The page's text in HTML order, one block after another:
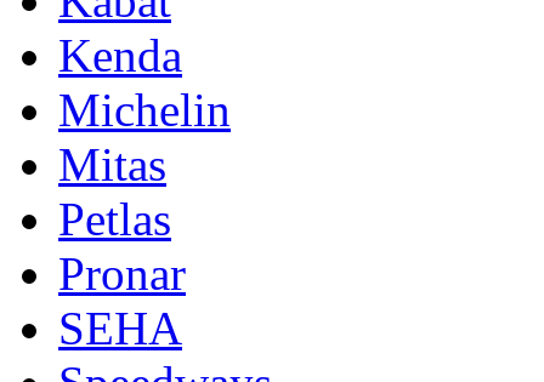
Kenda
Michelin
Mitas
Petlas
Pronar
SEHA